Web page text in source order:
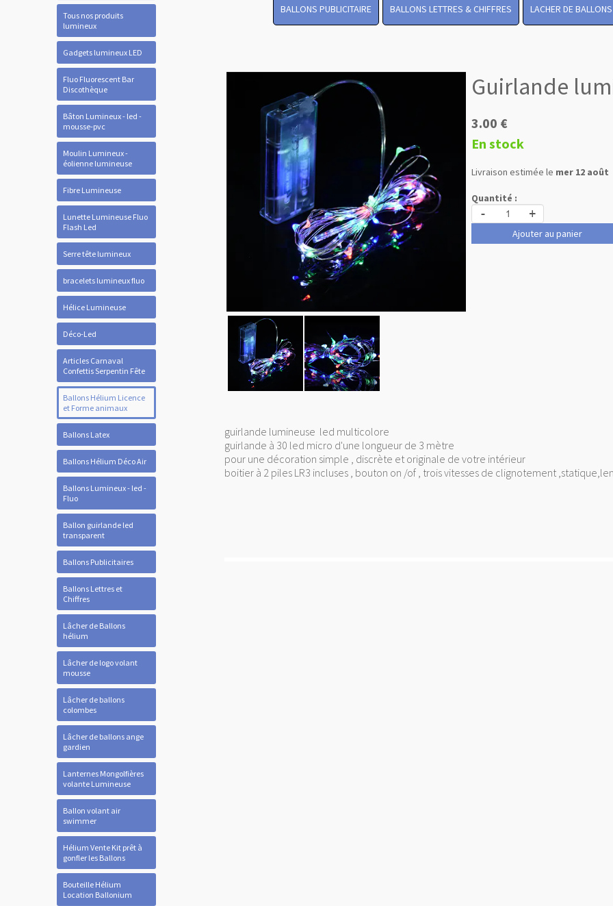
Tous nos produits
lumineux
Gadgets lumineux LED
Fluo Fluorescent Bar
Discothèque
Bâton Lumineux - led -
mousse-pvc
Moulin Lumineux -
éolienne lumineuse
Fibre Lumineuse
Lunette Lumineuse Fluo
Flash Led
Serre tête lumineux
bracelets lumineux fluo
Hélice Lumineuse
Déco-Led
Articles Carnaval
Confettis Serpentin Fête
Ballons Hélium Licence
et Forme animaux
Ballons Latex
Ballons Hélium Déco Air
Ballons Lumineux - led -
Fluo
Ballon guirlande led
transparent
Ballons Publicitaires
Ballons Lettres et
Chiffres
Lâcher de Ballons
hélium
Lâcher de logo volant
mousse
Lâcher de ballons
colombes
Lâcher de ballons ange
gardien
Lanternes Mongolfières
volante Lumineuse
Ballon volant air
swimmer
Hélium Vente Kit prêt à
gonfler les Ballons
Bouteille Hélium
Location Ballonium
BALLONS PUBLICITAIRE BALLONS LETTRES & CHIFFRES LACHER DE BALLONS
Guirlande
3.00 €
En stock
Livraison estimée le mer 12 août
Quantité :
- +
Ajouter au panier
guirlande lumineuse led multicolore
guirlande à 30 led micro d'une longueur de 3 mètre
pour une décoration simple , discrète et originale de votre intérieur
boitier à 2 piles LR3 incluses , bouton on /of , trois vitesses de clignotement